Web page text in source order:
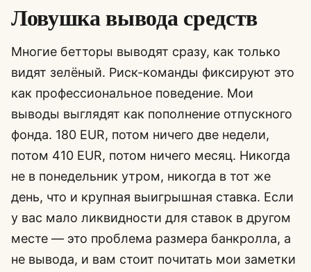
Ловушка вывода средств
Многие бетторы выводят сразу, как только
видят зелёный. Риск-команды фиксируют это
как профессиональное поведение. Мои
выводы выглядят как пополнение отпускного
фонда. 180 EUR, потом ничего две недели,
потом 410 EUR, потом ничего месяц. Никогда
не в понедельник утром, никогда в тот же
день, что и крупная выигрышная ставка. Если
у вас мало ликвидности для ставок в другом
месте — это проблема размера банкролла, а
не вывода, и вам стоит почитать мои заметки